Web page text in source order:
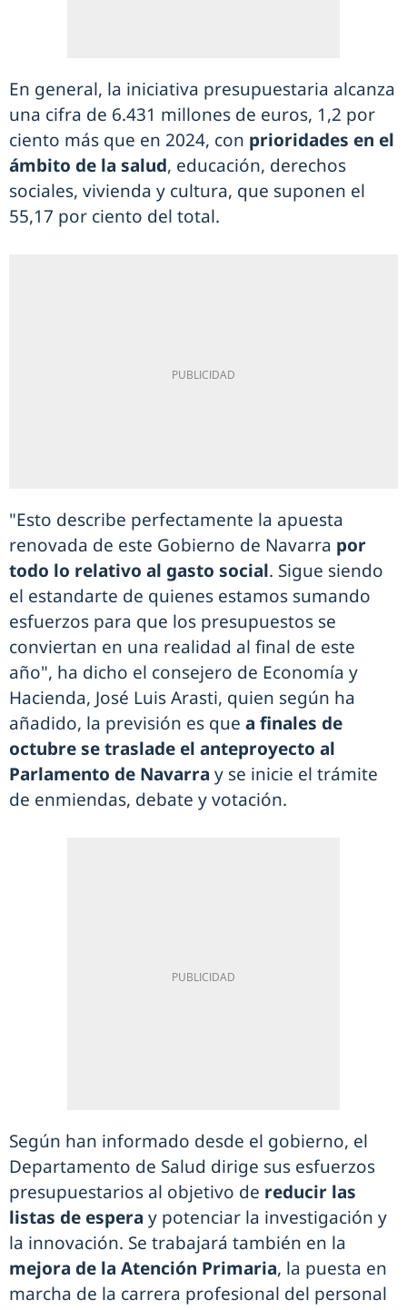
En general, la iniciativa presupuestaria alcanza
una cifra de 6.431 millones de euros, 1,2 por
ciento más que en 2024, con prioridades en el
ámbito de la salud, educación, derechos
sociales, vivienda y cultura, que suponen el
55,17 por ciento del total.
"Esto describe perfectamente la apuesta
renovada de este Gobierno de Navarra por
todo lo relativo al gasto social. Sigue siendo
el estandarte de quienes estamos sumando
esfuerzos para que los presupuestos se
conviertan en una realidad al final de este
año", ha dicho el consejero de Economía y
Hacienda, José Luis Arasti, quien según ha
añadido, la previsión es que a finales de
octubre se traslade el anteproyecto al
Parlamento de Navarra y se inicie el trámite
de enmiendas, debate y votación.
Según han informado desde el gobierno, el
Departamento de Salud dirige sus esfuerzos
presupuestarios al objetivo de reducir las
listas de espera y potenciar la investigación y
la innovación. Se trabajará también en la
mejora de la Atención Primaria, la puesta en
marcha de la carrera profesional del personal